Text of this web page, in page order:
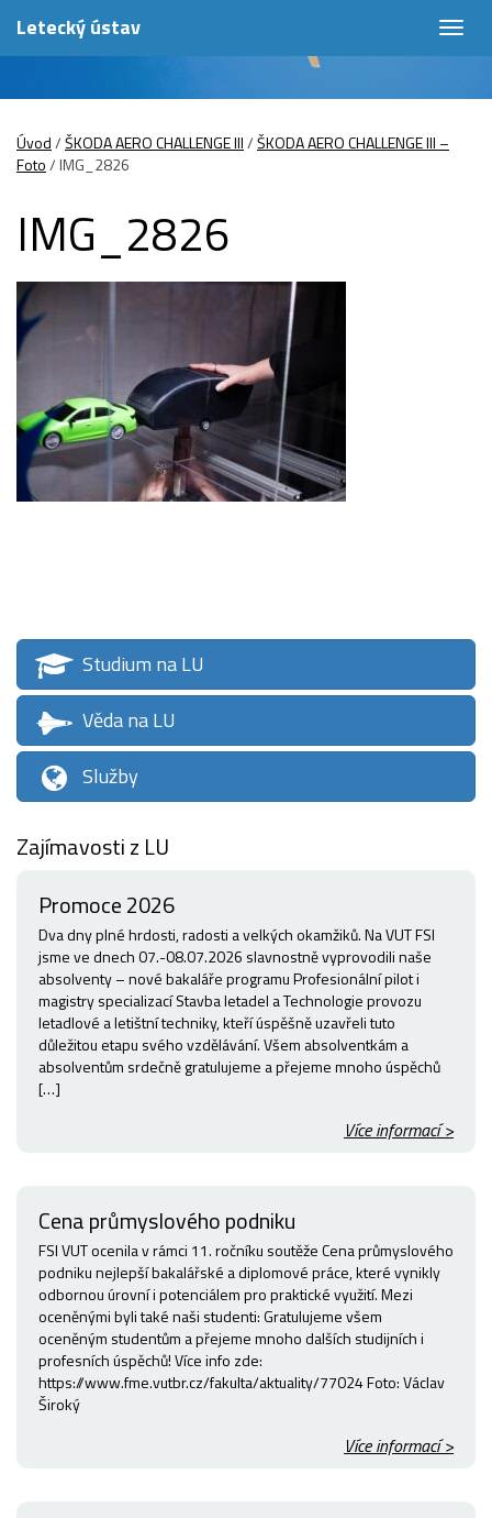
Letecký ústav
Úvod/ŠKODA AERO CHALLENGE III/ŠKODA AERO CHALLENGE III –
Foto/IMG_2826
IMG_2826
Studium na LU
Věda na LU
Služby
Zajímavosti z LU
Promoce 2026
Dva dny plné hrdosti, radosti a velkých okamžiků. Na VUT FSI
jsme ve dnech 07.-08.07.2026 slavnostně vyprovodili naše
absolventy – nové bakaláře programu Profesionální pilot i
magistry specializací Stavba letadel a Technologie provozu
letadlové a letištní techniky, kteří úspěšně uzavřeli tuto
důležitou etapu svého vzdělávání. Všem absolventkám a
absolventům srdečně gratulujeme a přejeme mnoho úspěchů
[…]
Více informací >
Cena průmyslového podniku
FSI VUT ocenila v rámci 11. ročníku soutěže Cena průmyslového
podniku nejlepší bakalářské a diplomové práce, které vynikly
odbornou úrovní i potenciálem pro praktické využití. Mezi
oceněnými byli také naši studenti: Gratulujeme všem
oceněným studentům a přejeme mnoho dalších studijních i
profesních úspěchů! Více info zde:
https://www.fme.vutbr.cz/fakulta/aktuality/77024 Foto: Václav
Široký
Více informací >